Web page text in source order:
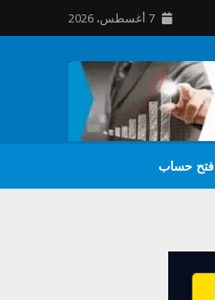
7 أغسطس، 2026
فتح حساب